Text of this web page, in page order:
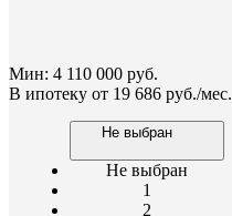
Мин: 4 110 000 руб.
В ипотеку от 19 686 руб./мес.
Не выбран
Не выбран
1
2